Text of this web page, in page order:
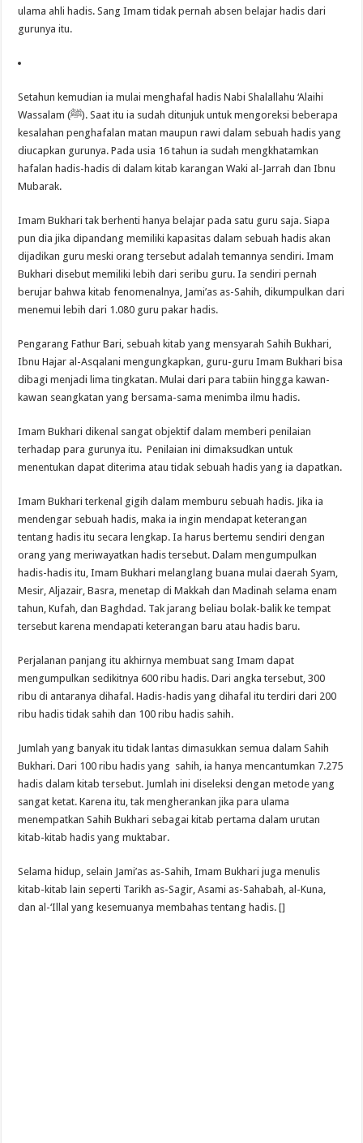
ulama ahli hadis. Sang Imam tidak pernah absen belajar hadis dari
gurunya itu.
Setahun kemudian ia mulai menghafal hadis Nabi Shalallahu ‘Alaihi
Wassalam (ﷺ). Saat itu ia sudah ditunjuk untuk mengoreksi beberapa
kesalahan penghafalan matan maupun rawi dalam sebuah hadis yang
diucapkan gurunya. Pada usia 16 tahun ia sudah mengkhatamkan
hafalan hadis-hadis di dalam kitab karangan Waki al-Jarrah dan Ibnu
Mubarak.
Imam Bukhari tak berhenti hanya belajar pada satu guru saja. Siapa
pun dia jika dipandang memiliki kapasitas dalam sebuah hadis akan
dijadikan guru meski orang tersebut adalah temannya sendiri. Imam
Bukhari disebut memiliki lebih dari seribu guru. Ia sendiri pernah
berujar bahwa kitab fenomenalnya, Jami’as as-Sahih, dikumpulkan dari
menemui lebih dari 1.080 guru pakar hadis.
Pengarang Fathur Bari, sebuah kitab yang mensyarah Sahih Bukhari,
Ibnu Hajar al-Asqalani mengungkapkan, guru-guru Imam Bukhari bisa
dibagi menjadi lima tingkatan. Mulai dari para tabiin hingga kawan-
kawan seangkatan yang bersama-sama menimba ilmu hadis.
Imam Bukhari dikenal sangat objektif dalam memberi penilaian
terhadap para gurunya itu. Penilaian ini dimaksudkan untuk
menentukan dapat diterima atau tidak sebuah hadis yang ia dapatkan.
Imam Bukhari terkenal gigih dalam memburu sebuah hadis. Jika ia
mendengar sebuah hadis, maka ia ingin mendapat keterangan
tentang hadis itu secara lengkap. Ia harus bertemu sendiri dengan
orang yang meriwayatkan hadis tersebut. Dalam mengumpulkan
hadis-hadis itu, Imam Bukhari melanglang buana mulai daerah Syam,
Mesir, Aljazair, Basra, menetap di Makkah dan Madinah selama enam
tahun, Kufah, dan Baghdad. Tak jarang beliau bolak-balik ke tempat
tersebut karena mendapati keterangan baru atau hadis baru.
Perjalanan panjang itu akhirnya membuat sang Imam dapat
mengumpulkan sedikitnya 600 ribu hadis. Dari angka tersebut, 300
ribu di antaranya dihafal. Hadis-hadis yang dihafal itu terdiri dari 200
ribu hadis tidak sahih dan 100 ribu hadis sahih.
Jumlah yang banyak itu tidak lantas dimasukkan semua dalam Sahih
Bukhari. Dari 100 ribu hadis yang sahih, ia hanya mencantumkan 7.275
hadis dalam kitab tersebut. Jumlah ini diseleksi dengan metode yang
sangat ketat. Karena itu, tak mengherankan jika para ulama
menempatkan Sahih Bukhari sebagai kitab pertama dalam urutan
kitab-kitab hadis yang muktabar.
Selama hidup, selain Jami’as as-Sahih, Imam Bukhari juga menulis
kitab-kitab lain seperti Tarikh as-Sagir, Asami as-Sahabah, al-Kuna,
dan al-‘Illal yang kesemuanya membahas tentang hadis. []